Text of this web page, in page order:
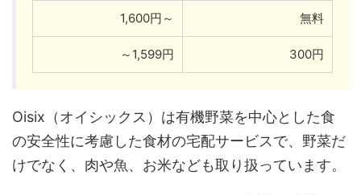
1,600円～ 無料
～1,599円 300円
Oisix（オイシックス）は有機野菜を中心とした食
の安全性に考慮した食材の宅配サービスで、野菜だ
けでなく、肉や魚、お米なども取り扱っています。